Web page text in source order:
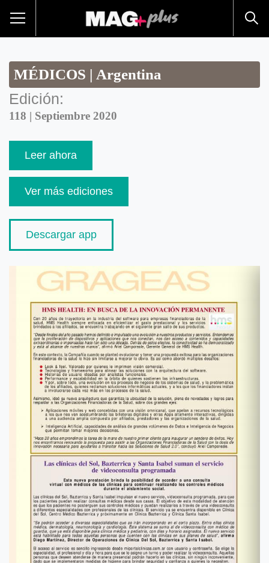
MÉDICOS | Argentina
Edición:
118 | Septiembre 2020
Leer ahora
Ver más ediciones
Descargar app